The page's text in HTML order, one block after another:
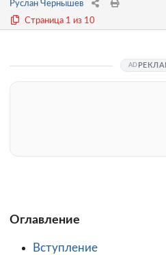
Руслан Чернышев
Страница 1 из 10
Оглавление
Вступление